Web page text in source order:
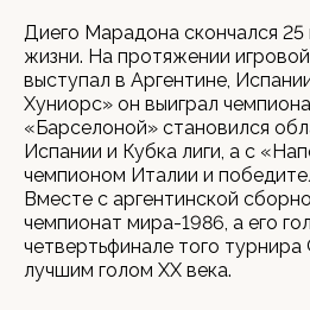
Диего Марадона скончался 25
жизни. На протяжении
выступал в Аргентине,
Хуниорс» он выиграл
«Барселоной» становился
Испании и Кубка лиги, а с
чемпионом Италии и
Вместе с аргентинской
чемпионат мира-1986, а его
четвертьфинале того
лучшим голом XX века.